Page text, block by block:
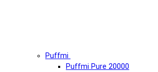
Puffmi
Puffmi Pure 20000